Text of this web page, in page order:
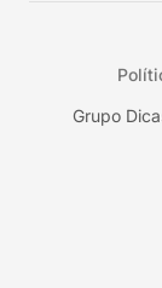
Nova York
Grupo